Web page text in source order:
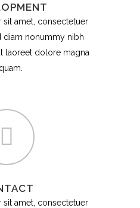
sit amet, consectetuer
diam nonummy nibh
laoreet dolore magna
sit amet, consectetuer